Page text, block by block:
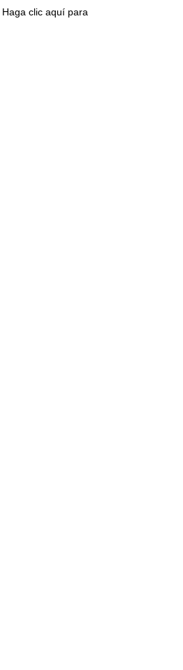
Haga clic aquí para